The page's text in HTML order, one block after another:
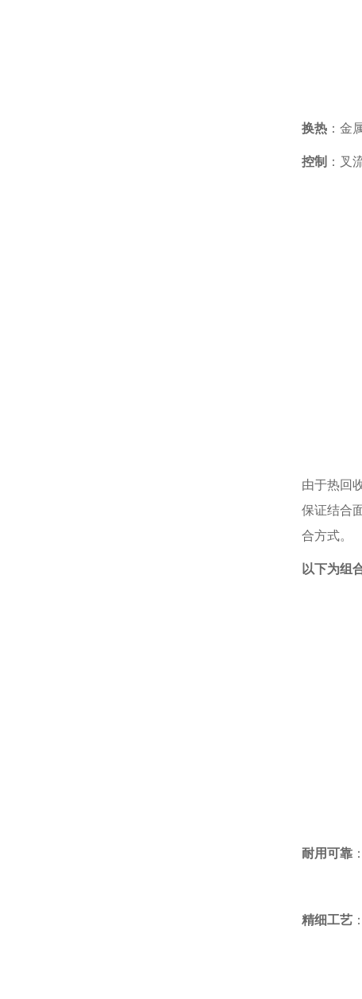
换热 ：金
控制 ：叉
由于热回
保证结合
合方式。
以下为组
耐用可靠
精细工艺